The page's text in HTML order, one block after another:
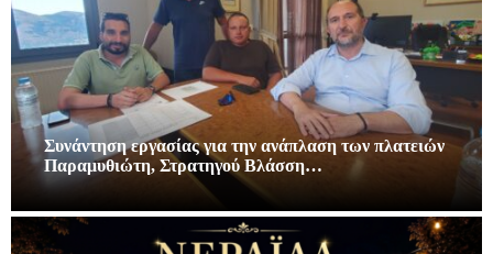
Συνάντηση εργασίας για την ανάπλαση των πλατειών
Παραμυθιώτη, Στρατηγού Βλάσση…